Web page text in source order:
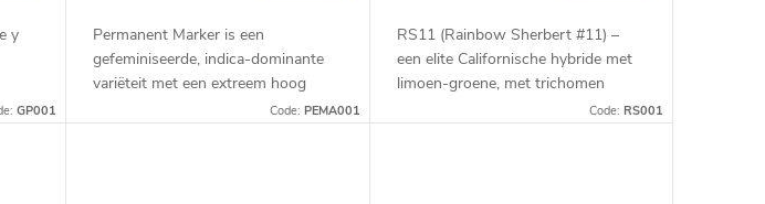
y
GP001
Permanent Marker is een
gefeminiseerde, indica-dominante
variëteit met een extreem hoog
THC-gehalte (tot 30 %). Ze biedt
Code: PEMA001
RS11 (Rainbow Sherbert #11) –
een elite Californische hybride met
limoen-groene, met trichomen
bedekte bloemen. Complex aroma
Code: RS001